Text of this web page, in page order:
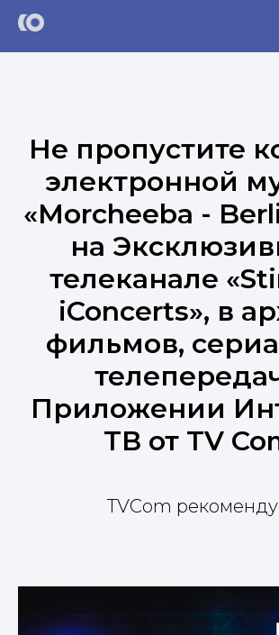
Не пропустите
электронной
«Morcheeba -
на
телеканале
iConcerts», в
фильмов,
Приложении
ТВ от TV
TVCom